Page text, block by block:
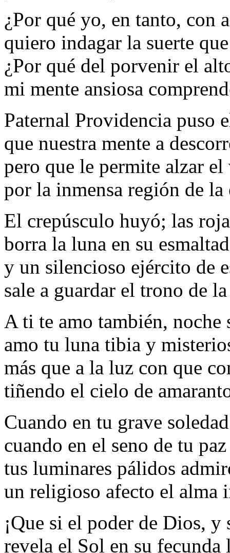
¿Por qué yo, en tanto, con
quiero indagar la suerte
¿Por qué del porvenir el
mi mente ansiosa
Paternal Providencia puso
que nuestra mente a
pero que le permite alzar
por la inmensa región de la
El crepúsculo huyó; las
borra la luna en su
y un silencioso ejército de
sale a guardar el trono de
A ti te amo también, noche
amo tu luna tibia y
más que a la luz con que
tiñendo el cielo de
Cuando en tu grave
cuando en el seno de tu
tus luminares pálidos
un religioso afecto el alma
¡Que si el poder de Dios, y
revela el Sol en su fecunda